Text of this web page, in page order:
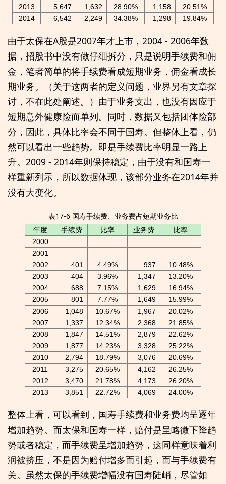
2013
5,647 1,632 28.90% 1,158
20.51%
2014
6,542 2,249 34.38% 1,298 19.84%
由于太保在A股是2007年才上市，2004 - 2006年数
据，招股书中没有做仔细拆分，只是说明手续费和佣
金，笔者简单的将手续费看成短期业务，佣金看成长
期业务。（关于这两者的定义问题，业界另有文章探
讨，不在此处阐述。）由于业务支出，也没有因应于
短期意外健康险而单列。同时，数据又包括团体险部
分，因此，具体比率会不同于国寿。但整体上看，仍
然可以看出一些趋势。即是手续费比率明显一路上
升。2009 - 2014年则保持稳定，由于没有和国寿一
样重新列示，所以数据体现，该部分业务在2014年并
没有大变化。
表17-6 国寿手续费、业务费占短期业务比
年度
手续费 比率 业务费 比率
2000
2001
2002
401 4.49% 937
10.48%
2003
404 3.96% 1,347
13.20%
2004
688 7.15% 1,629
16.94%
2005
801 7.77% 1,649
15.99%
2006
1,048 10.67% 1,967
20.02%
2007
1,337 12.34% 2,368
21.85%
2008
1,847 14.51% 2,879
22.62%
2009
1,877 14.23% 3,328
25.22%
2010
2,794 18.79% 3,076
20.69%
2011
3,275 20.65% 4,162
26.25%
2012
3,470 21.78% 4,173
26.20%
2013
3,851 22.72% 4,069 24.00%
整体上看，可以看到，国寿手续费和业务费均呈逐年
增加趋势。而太保和国寿一样，赔付是呈略微下降趋
势或者稳定，而手续费呈增加趋势，这同样意味着利
润被挤压，不是因为赔付增多而引起，而与手续费有
关。虽然太保的手续费增幅没有国寿陡峭，尽管如